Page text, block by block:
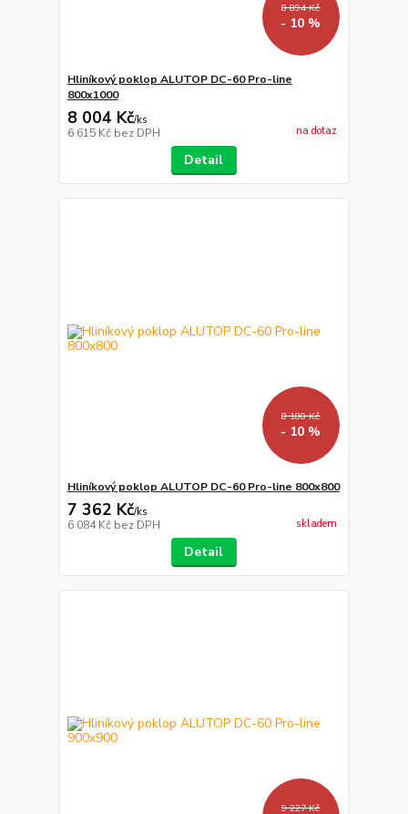
8 894 Kč
- 10 %
Hliníkový poklop ALUTOP DC-60 Pro-line
800x1000
8 004 Kč/ks
6 615 Kč bez DPH na dotaz
Detail
8 180 Kč
- 10 %
Hliníkový poklop ALUTOP DC-60 Pro-line 800x800
7 362 Kč/ks
6 084 Kč bez DPH skladem
Detail
9 227 Kč